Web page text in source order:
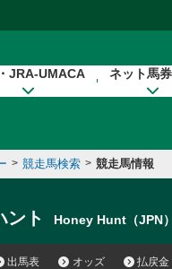
JRA-UMACA ネット馬
> 競走馬検索 > 競走馬情報
ント Honey Hunt（JPN
出馬表 オッズ 払戻金